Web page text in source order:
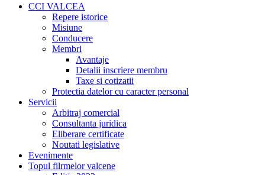
CCI VALCEA
Repere istorice
Misiune
Conducere
Membri
Avantaje
Detalii inscriere membru
Taxe si cotizatii
Protectia datelor cu caracter personal
Servicii
Arbitraj comercial
Consultanta juridica
Eliberare certificate
Noutati legislative
Evenimente
Topul filrmelor valcene